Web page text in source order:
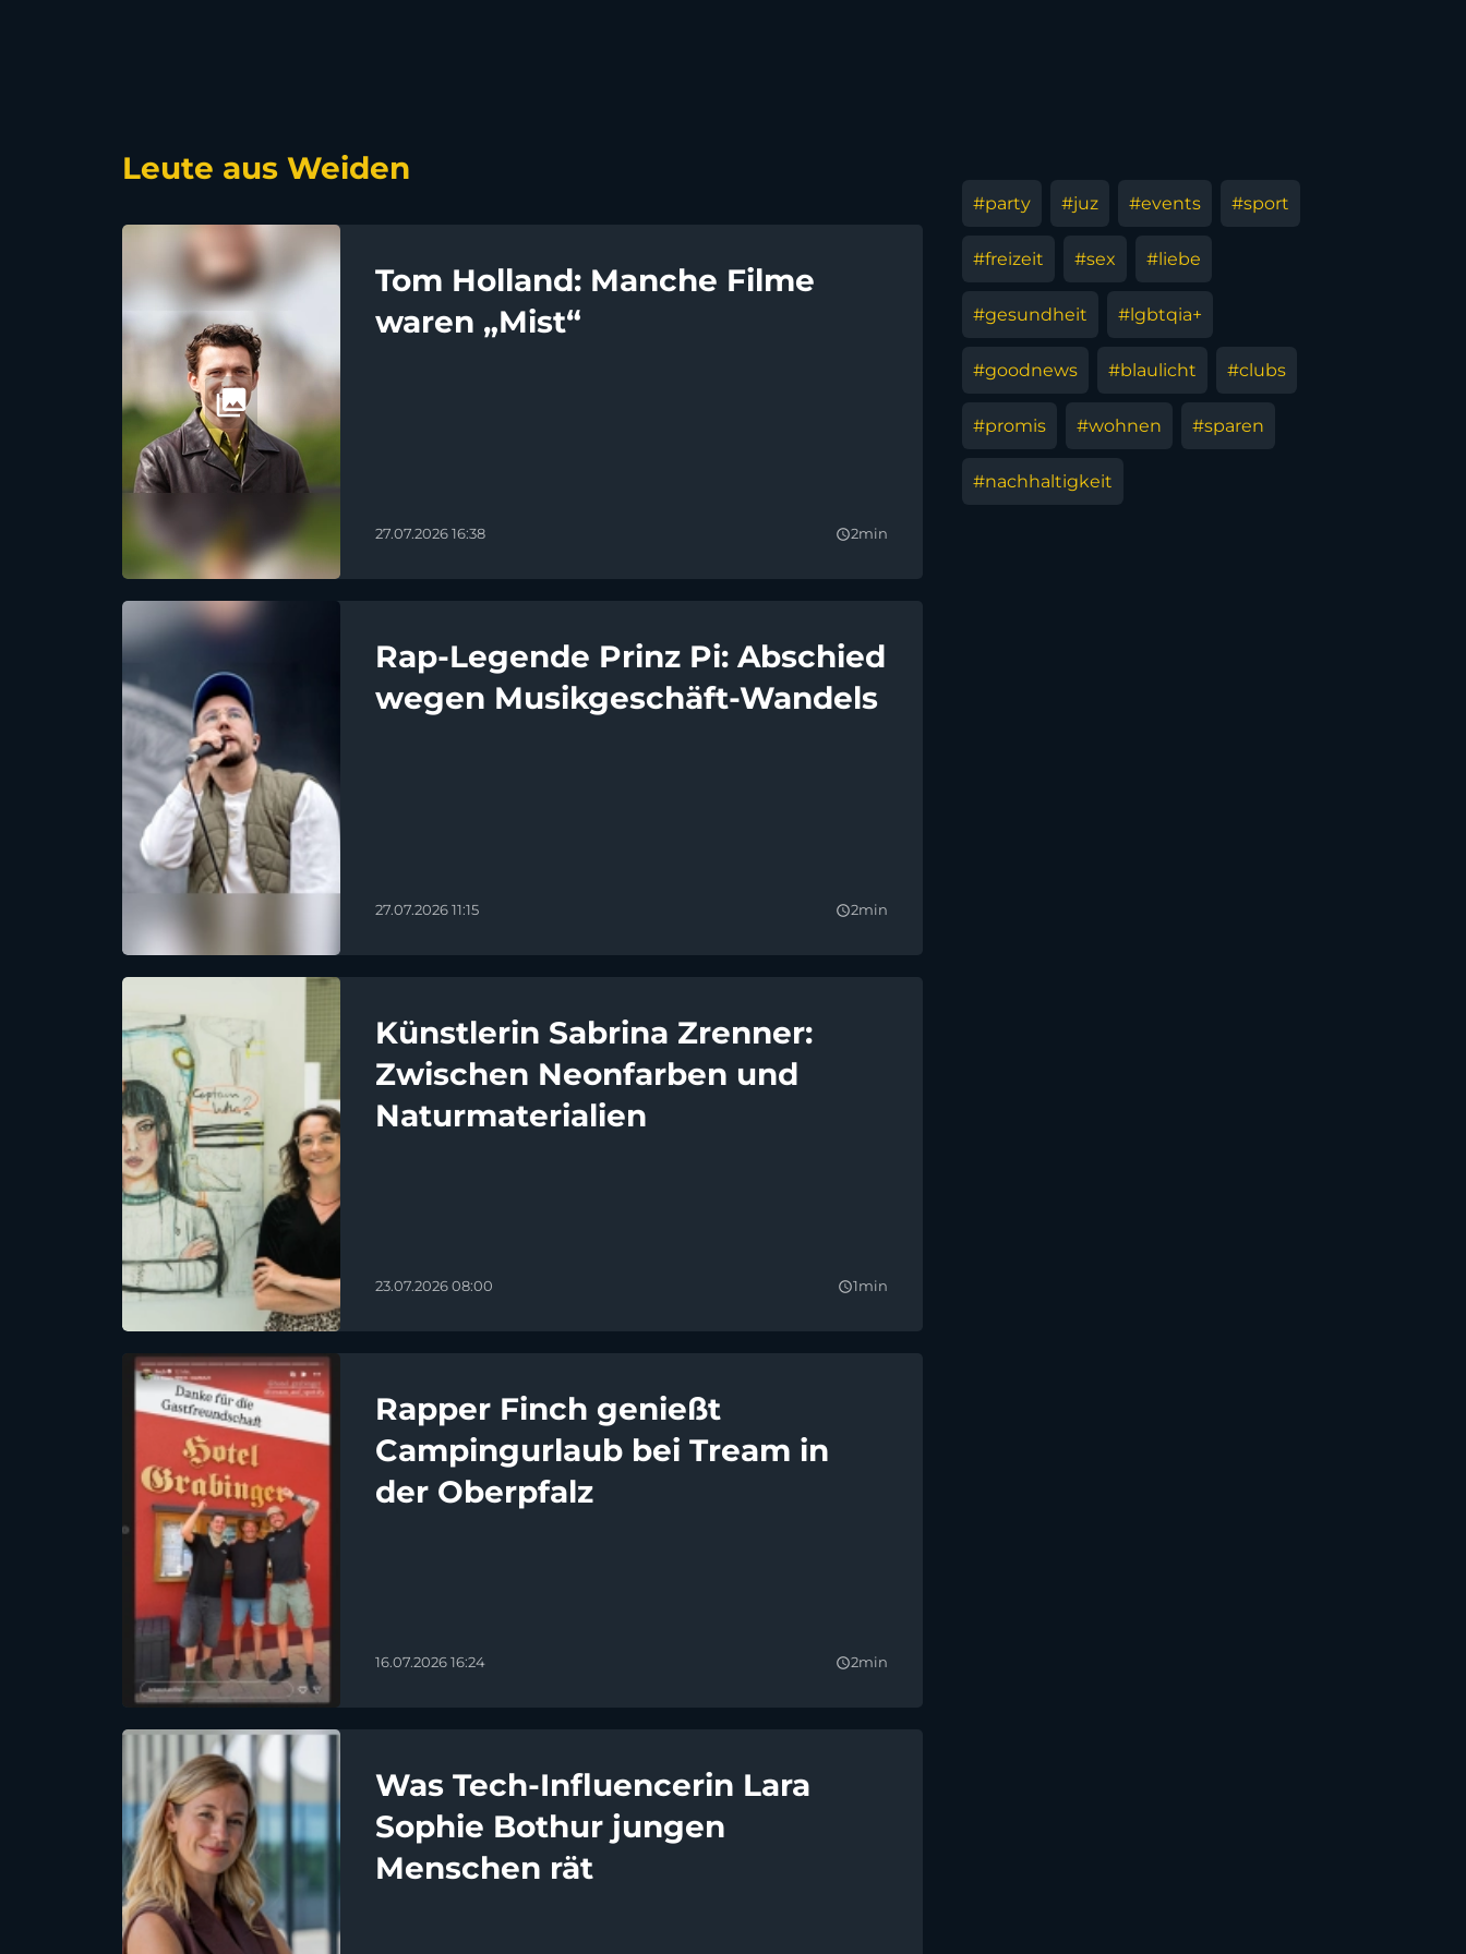
Leute aus Weiden
Tom Holland: Manche Filme
waren „Mist“
27.07.2026 16:38 query_builder2min
Rap-Legende Prinz Pi: Abschied
wegen Musikgeschäft-Wandels
27.07.2026 11:15 query_builder2min
Künstlerin Sabrina Zrenner:
Zwischen Neonfarben und
Naturmaterialien
23.07.2026 08:00 query_builder1min
Rapper Finch genießt
Campingurlaub bei Tream in
der Oberpfalz
16.07.2026 16:24 query_builder2min
Was Tech-Influencerin Lara
Sophie Bothur jungen
Menschen rät
#party #juz #events #sport
#freizeit #sex #liebe
#gesundheit #lgbtqia+
#goodnews #blaulicht #clubs
#promis #wohnen #sparen
#nachhaltigkeit